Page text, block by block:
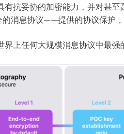
有抗妥协的加密能力，并对甚
消息协议——提供的协议保护
上任何大规模消息协议中最强